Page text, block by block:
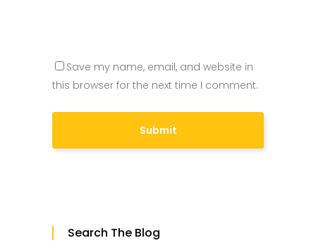
Save my name, email, and website in
this browser for the next time I comment.
Search The Blog